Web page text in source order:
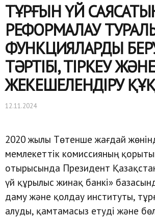
ТҰРҒЫН ҮЙ
РЕФОРМАЛАУ
ФУНКЦИЯЛАРДЫ
ТӘРТІБІ, ТІРКЕУ ЖӘНЕ
ЖЕКЕШЕЛЕНДІРУ
12.11.2024
2020 жылы Төтенше жағдай
мемлекеттік комиссияның
отырысында Президент
үй құрылыс жинақ банкі»
даму және қолдау институты,
алуды, қамтамасыз етуді және